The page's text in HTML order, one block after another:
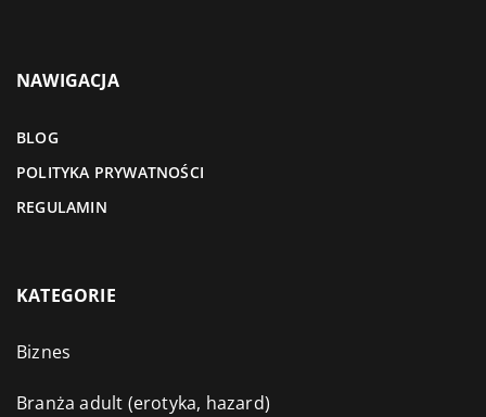
NAWIGACJA
BLOG
POLITYKA PRYWATNOŚCI
REGULAMIN
KATEGORIE
Biznes
Branża adult (erotyka, hazard)